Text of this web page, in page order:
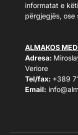
informatat e
përgjegjës, ose
ALMAKOS
Adresa:
Veriore
Tel/fax: +389
Email: